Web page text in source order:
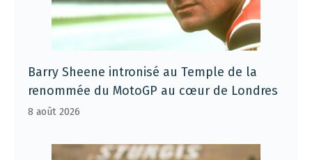
Barry Sheene intronisé au Temple de la
renommée du MotoGP au cœur de Londres
8 août 2026